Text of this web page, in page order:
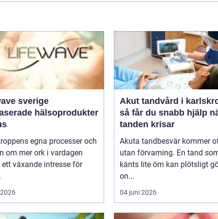
sverige
hälsoprodukter
egna processer och
om mer ork i vardagen
växande intresse för
Akut tandvård i
så får du snabb hjälp
tanden krisar
Akuta tandbesvär kommer
utan förvarning. En tand
känts lite öm kan plötsligt
on...
04 juni 2026